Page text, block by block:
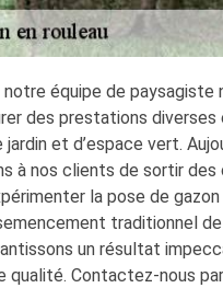
notre équipe de paysagiste
des prestations diverses
et d’espace vert.
à nos clients de sortir des
la pose de gazon
traditionnel
un résultat
qualité. Contactez-nous par